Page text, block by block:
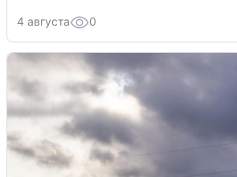
4 августа 0